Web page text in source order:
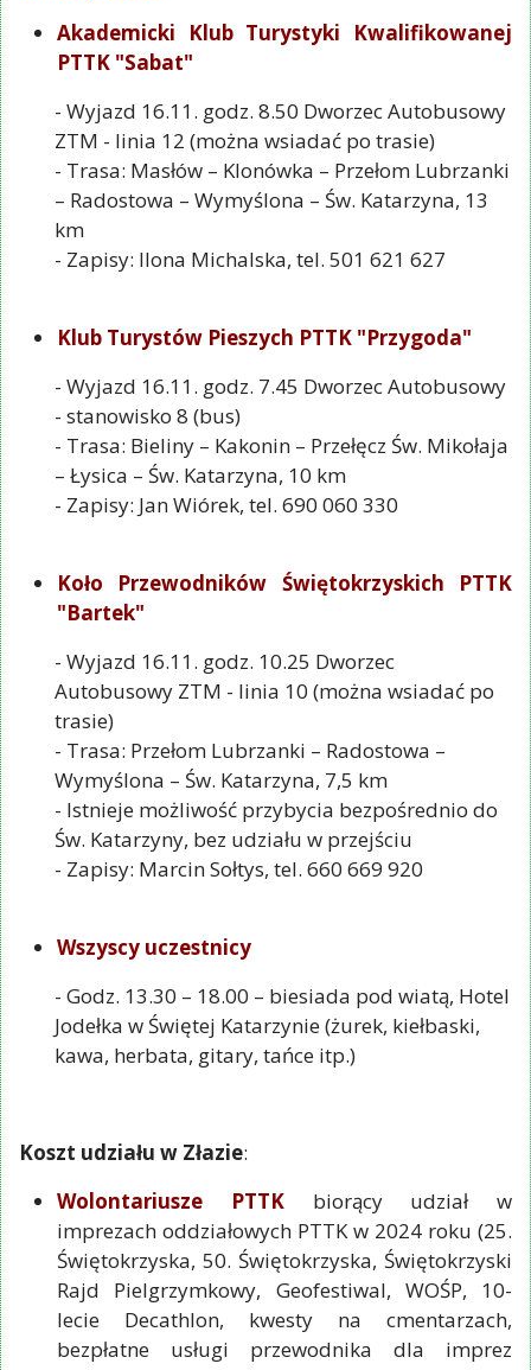
Akademicki Klub Turystyki Kwalifikowanej
PTTK "Sabat"
- Wyjazd 16.11. godz. 8.50 Dworzec Autobusowy
ZTM - linia 12 (można wsiadać po trasie)
- Trasa: Masłów – Klonówka – Przełom Lubrzanki
– Radostowa – Wymyślona – Św. Katarzyna, 13
km
- Zapisy: Ilona Michalska, tel. 501 621 627
Klub Turystów Pieszych PTTK "Przygoda"
- Wyjazd 16.11. godz. 7.45 Dworzec Autobusowy
- stanowisko 8 (bus)
- Trasa: Bieliny – Kakonin – Przełęcz Św. Mikołaja
– Łysica – Św. Katarzyna, 10 km
- Zapisy: Jan Wiórek, tel. 690 060 330
Koło Przewodników Świętokrzyskich PTTK
"Bartek"
- Wyjazd 16.11. godz. 10.25 Dworzec
Autobusowy ZTM - linia 10 (można wsiadać po
trasie)
- Trasa: Przełom Lubrzanki – Radostowa –
Wymyślona – Św. Katarzyna, 7,5 km
- Istnieje możliwość przybycia bezpośrednio do
Św. Katarzyny, bez udziału w przejściu
- Zapisy: Marcin Sołtys, tel. 660 669 920
Wszyscy uczestnicy
- Godz. 13.30 – 18.00 – biesiada pod wiatą, Hotel
Jodełka w Świętej Katarzynie (żurek, kiełbaski,
kawa, herbata, gitary, tańce itp.)
Koszt udziału w Złazie:
Wolontariusze PTTKbiorący udział w
imprezach oddziałowych PTTK w 2024 roku (25.
Świętokrzyska, 50. Świętokrzyska, Świętokrzyski
Rajd Pielgrzymkowy, Geofestiwal, WOŚP, 10-
lecie Decathlon, kwesty na cmentarzach,
bezpłatne usługi przewodnika dla imprez